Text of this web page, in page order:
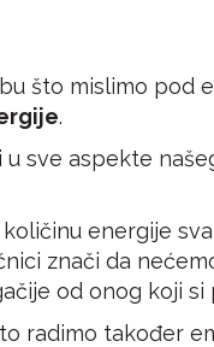
što mislimo
.
sve aspekte
energije
znači da
od onog koji si
radimo također